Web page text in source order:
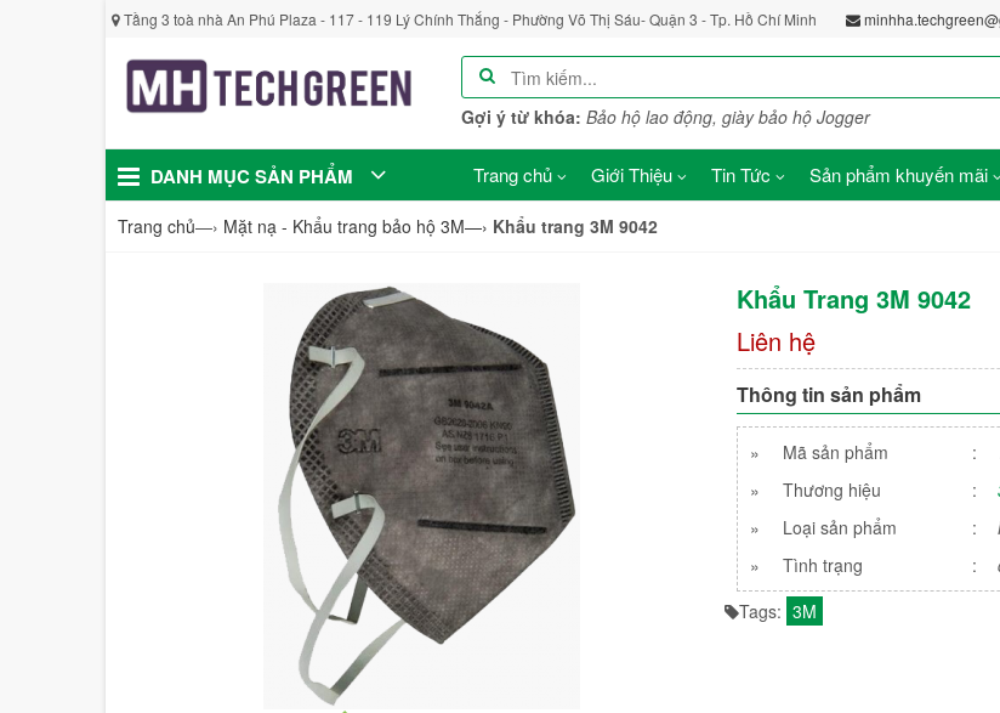
Tầng 3 toà nhà An Phú Plaza - 117 - 119 Lý Chính Thắng - Phường Võ Thị Sáu- Quận 3 - Tp. Hồ Chí Minh
Gợi ý từ khóa: Bảo hộ lao động, giày bảo hộ Jogger
DANH MỤC SẢN PHẨM Trang chủ Giới Thiệu Tin Tức Sản phẩm khuyến mãi
Trang chủ—› Mặt nạ - Khẩu trang bảo hộ 3M—› Khẩu trang 3M 9042
Khẩu Trang 3M 9042
Liên hệ
Thông tin sản phẩm
» Mã sản phẩm :
»
Thương hiệu :
»
Loại sản phẩm :
»
Tình trạng :
Tags: 3M